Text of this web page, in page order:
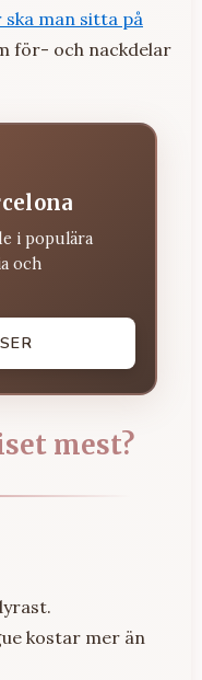
man sitta på
för- och nackdelar
i populära
och
mest?
kostar mer än